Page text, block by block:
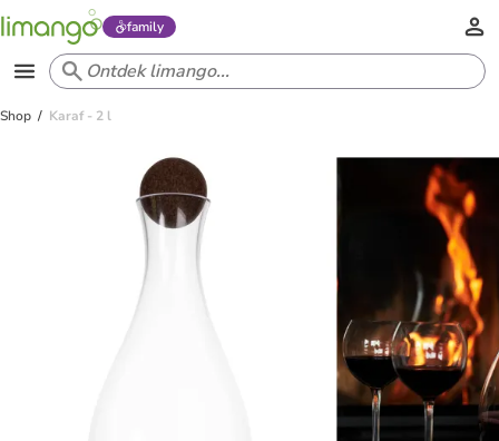
family
Shop Karaf - 2 l